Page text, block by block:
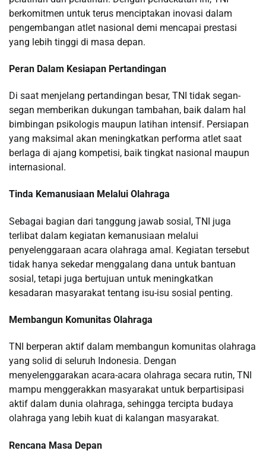
berkomitmen untuk terus menciptakan inovasi dalam
pengembangan atlet nasional demi mencapai prestasi
yang lebih tinggi di masa depan.
Peran Dalam Kesiapan Pertandingan
Di saat menjelang pertandingan besar, TNI tidak segan-
segan memberikan dukungan tambahan, baik dalam hal
bimbingan psikologis maupun latihan intensif. Persiapan
yang maksimal akan meningkatkan performa atlet saat
berlaga di ajang kompetisi, baik tingkat nasional maupun
internasional.
Tinda Kemanusiaan Melalui Olahraga
Sebagai bagian dari tanggung jawab sosial, TNI juga
terlibat dalam kegiatan kemanusiaan melalui
penyelenggaraan acara olahraga amal. Kegiatan tersebut
tidak hanya sekedar menggalang dana untuk bantuan
sosial, tetapi juga bertujuan untuk meningkatkan
kesadaran masyarakat tentang isu-isu sosial penting.
Membangun Komunitas Olahraga
TNI berperan aktif dalam membangun komunitas olahraga
yang solid di seluruh Indonesia. Dengan
menyelenggarakan acara-acara olahraga secara rutin, TNI
mampu menggerakkan masyarakat untuk berpartisipasi
aktif dalam dunia olahraga, sehingga tercipta budaya
olahraga yang lebih kuat di kalangan masyarakat.
Rencana Masa Depan